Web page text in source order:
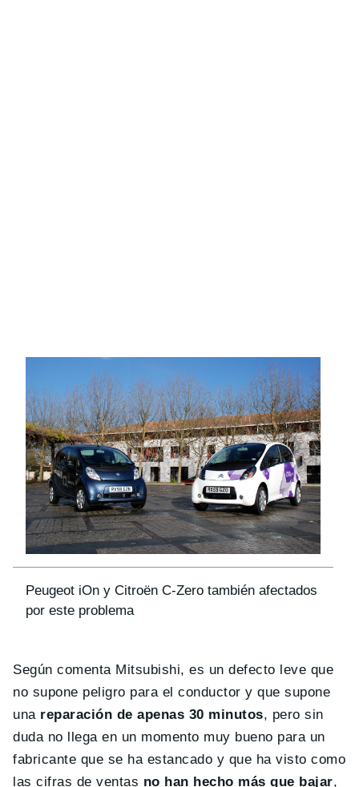
Peugeot iOn y Citroën C-Zero también afectados
por este problema
Según comenta Mitsubishi, es un defecto leve que
no supone peligro para el conductor y que supone
una reparación de apenas 30 minutos, pero sin
duda no llega en un momento muy bueno para un
fabricante que se ha estancado y que ha visto como
las cifras de ventas no han hecho más que bajar,